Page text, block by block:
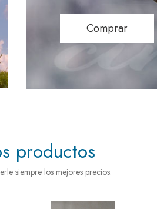
Comprar
productos
siempre los mejores precios.